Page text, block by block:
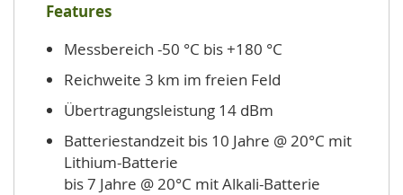
Features
Messbereich -50 °C bis +180 °C
Reichweite 3 km im freien Feld
Übertragungsleistung 14 dBm
Batteriestandzeit bis 10 Jahre @ 20°C mit
Lithium-Batterie
bis 7 Jahre @ 20°C mit Alkali-Batterie